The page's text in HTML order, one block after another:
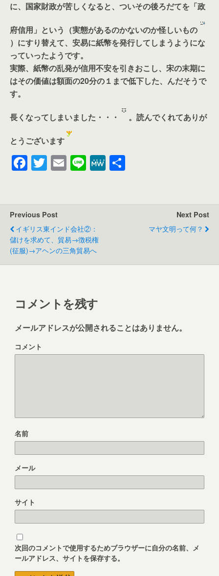
に、国家財政が苦しくなると、ついその後ろだてを「政
府信用」という（実態があるのかないのか怪しいもの
）にすり替えて、安易に紙幣を発行してしまうようにな
っていったようです。
実際、紙幣の乱発が信用不安を引きおこし、宋の末期に
はその価値は額面の20分の１まで低下した、んだそうで
す。
長くなってしまいました・・・ 。読んでくれてありが
とうございます
F
e
b
o
o
T
er
E Li M
Previous Post
イギリス東インド会社②：
儲けを求めて、貿易→徴税権
(征服)→アヘンの三角貿易へ
Next Post
マヤ文明って何？
コメントを残す
メールアドレスが公開されることはありません。
コメント
名前
メール
サイト
次回のコメントで使用するためブラウザーに自分の名前、メ
ールアドレス、サイトを保存する。